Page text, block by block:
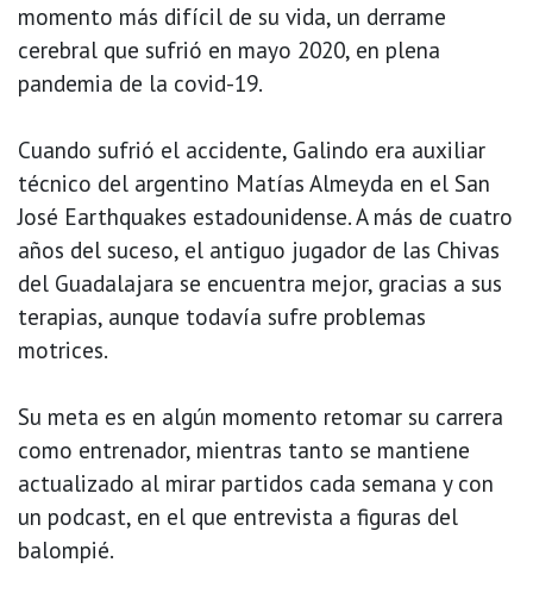
momento más difícil de su vida, un derrame
cerebral que sufrió en mayo 2020, en plena
pandemia de la covid-19.
Cuando sufrió el accidente, Galindo era auxiliar
técnico del argentino Matías Almeyda en el San
José Earthquakes estadounidense. A más de cuatro
años del suceso, el antiguo jugador de las Chivas
del Guadalajara se encuentra mejor, gracias a sus
terapias, aunque todavía sufre problemas
motrices.
Su meta es en algún momento retomar su carrera
como entrenador, mientras tanto se mantiene
actualizado al mirar partidos cada semana y con
un podcast, en el que entrevista a figuras del
balompié.